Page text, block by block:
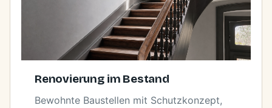
Renovierung im Bestand
Bewohnte Baustellen mit Schutzkonzept,